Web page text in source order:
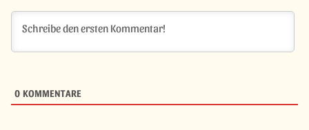
0 KOMMENTARE